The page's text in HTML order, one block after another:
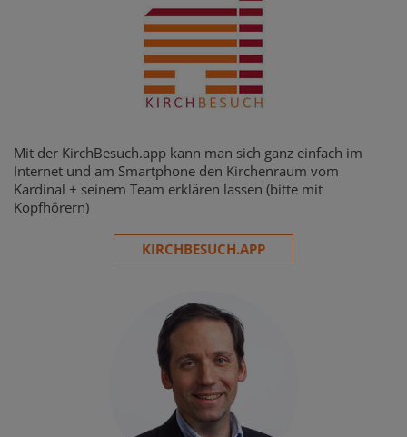
Mit der KirchBesuch.app kann man sich ganz einfach im
Internet und am Smartphone den Kirchenraum vom
Kardinal + seinem Team erklären lassen (bitte mit
Kopfhörern)
KIRCHBESUCH.APP